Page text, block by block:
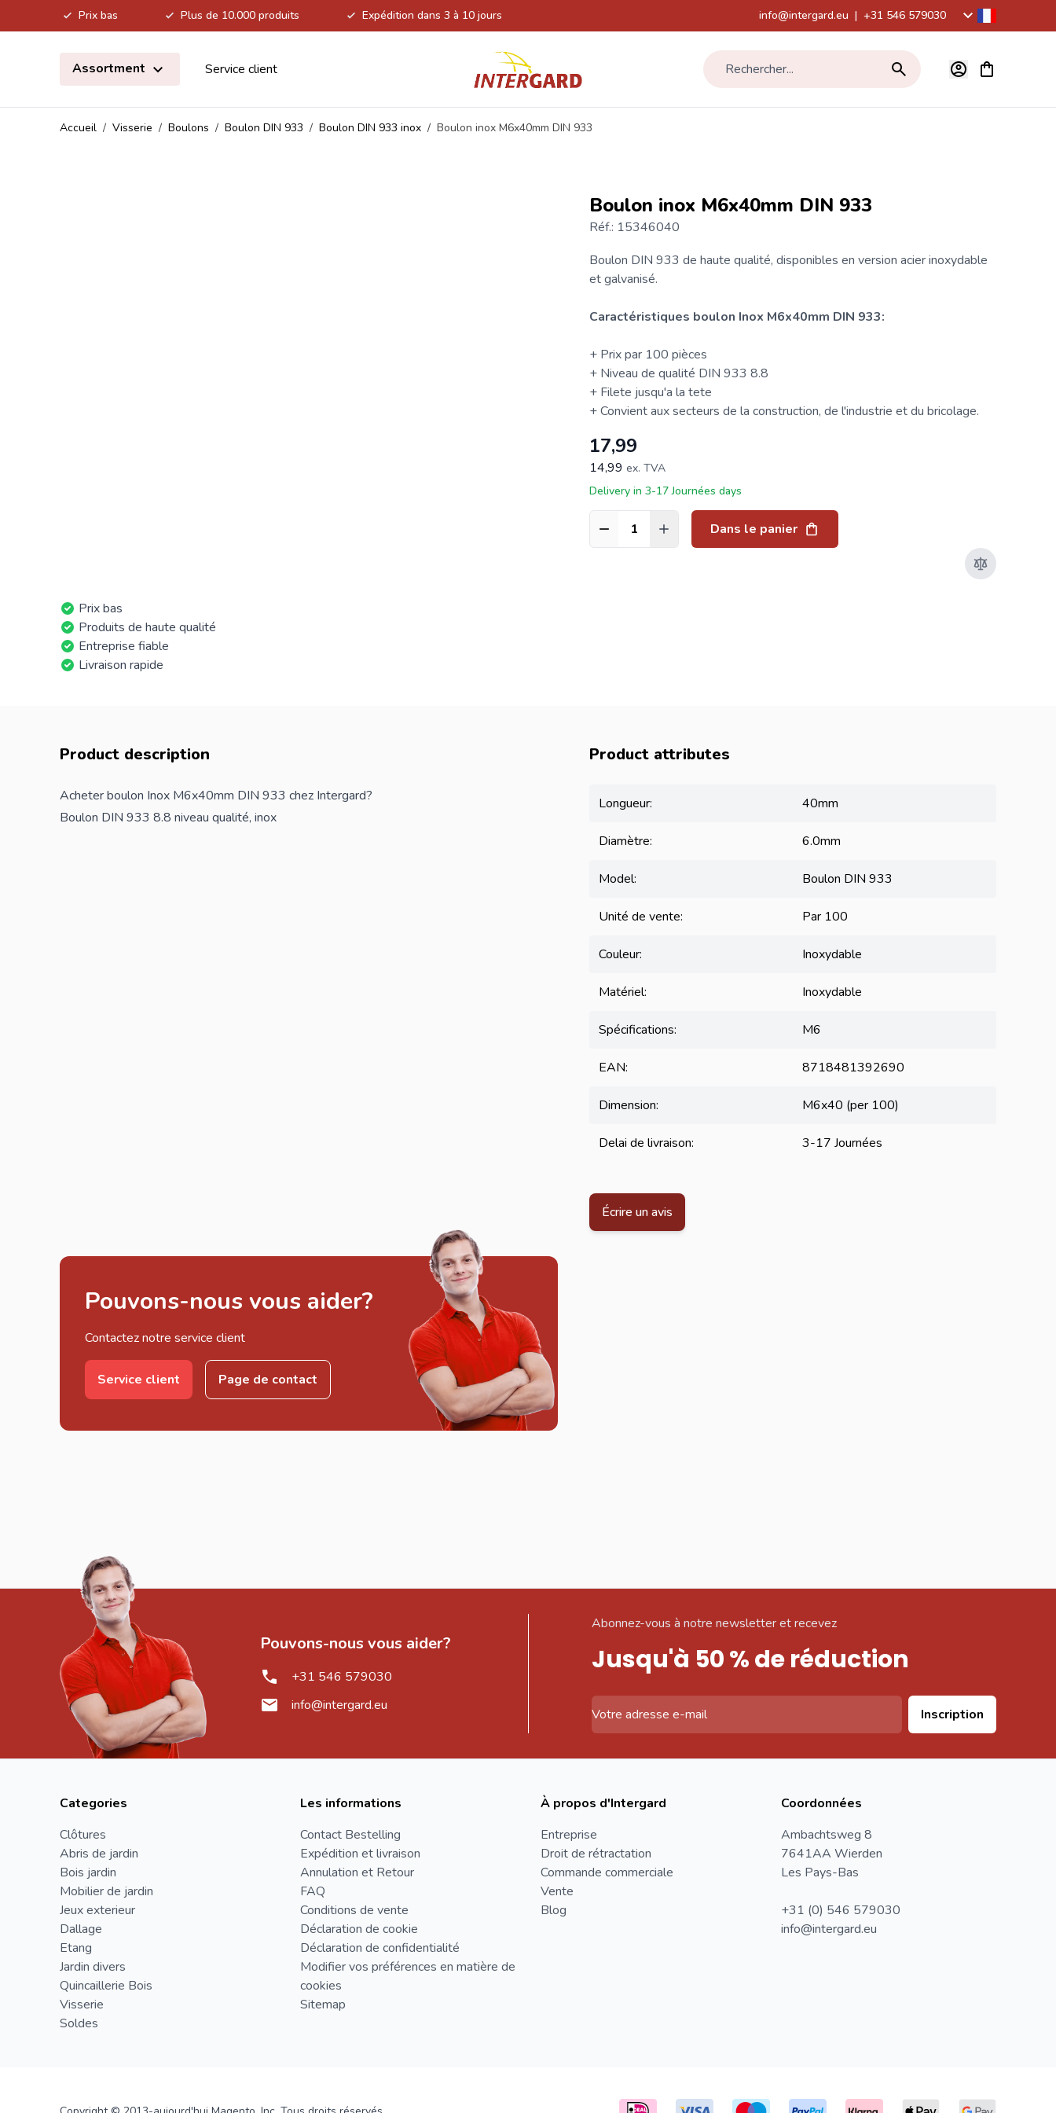
Prix bas Plus de 10.000 produits Expédition dans 3 à 10 jours info@intergard.eu | +31 546 579030
Assortment
Service client Rechercher... Voir le
Accueil / Visserie / Boulons / Boulon DIN 933 / Boulon DIN 933 inox / Boulon inox M6x40mm DIN 933
Prix bas
Produits de haute qualité
Entreprise fiable
Livraison rapide
Boulon inox M6x40mm DIN 933
Réf.: 15346040
Boulon DIN 933 de haute qualité, disponibles en version acier inoxydable
et galvanisé.
Caractéristiques boulon Inox M6x40mm DIN 933:
+ Prix par 100 pièces
+ Niveau de qualité DIN 933 8.8
+ Filete jusqu'a la tete
+ Convient aux secteurs de la construction, de l'industrie et du bricolage.
17,99
14,99 ex. TVA
Delivery in 3-17 Journées days
Quantité Dans le panier
Product description
Acheter boulon Inox M6x40mm DIN 933 chez Intergard?
Boulon DIN 933 8.8 niveau qualité, inox
Product attributes
Longueur: 40mm
Diamètre: 6.0mm
Model: Boulon DIN 933
Unité de vente: Par 100
Couleur: Inoxydable
Matériel: Inoxydable
Spécifications: M6
EAN: 8718481392690
Dimension: M6x40 (per 100)
Delai de livraison: 3-17 Journées
Pouvons-nous vous aider?
Contactez notre service client
Service client Page de contact
Écrire un avis
Pouvons-nous vous aider?
+31 546 579030
info@intergard.eu
Abonnez-vous à notre newsletter et recevez
Jusqu'à 50 % de réduction
Inscription
Categories
Clôtures
Abris de jardin
Bois jardin
Mobilier de jardin
Jeux exterieur
Dallage
Etang
Jardin divers
Quincaillerie Bois
Visserie
Soldes
Les informations
Contact Bestelling
Expédition et livraison
Annulation et Retour
FAQ
Conditions de vente
Déclaration de cookie
Déclaration de confidentialité
Modifier vos préférences en matière de
cookies
Sitemap
À propos d'Intergard
Entreprise
Droit de rétractation
Commande commerciale
Vente
Blog
Coordonnées
Ambachtsweg 8
7641AA Wierden
Les Pays-Bas
+31 (0) 546 579030
info@intergard.eu